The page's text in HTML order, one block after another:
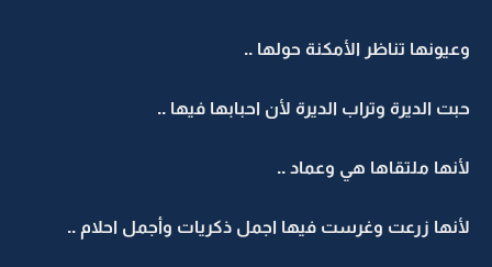
وعيونها تناظر الأمكنة حولها ..
حبت الديرة وتراب الديرة لأن احبابها فيها ..
لأنها ملتقاها هي وعماد ..
لأنها زرعت وغرست فيها اجمل ذكريات وأجمل احلام ..